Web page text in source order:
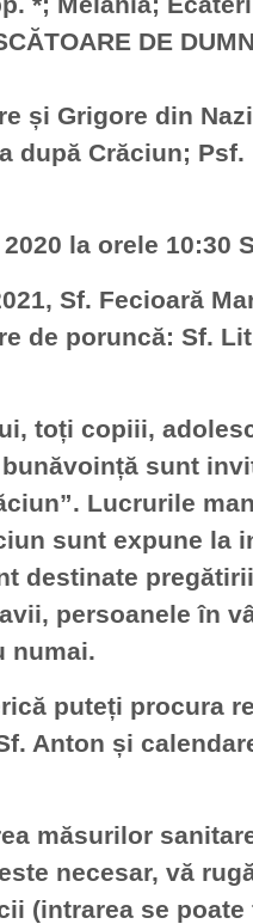
DE
și Grigore din
după Crăciun;
la orele 10:30
Sf. Fecioară
de poruncă: Sf.
toți copiii,
sunt
Lucrurile
sunt expune la
destinate
persoanele în
numai.
puteți procura
Anton și
măsurilor
necesar, vă
(intrarea se